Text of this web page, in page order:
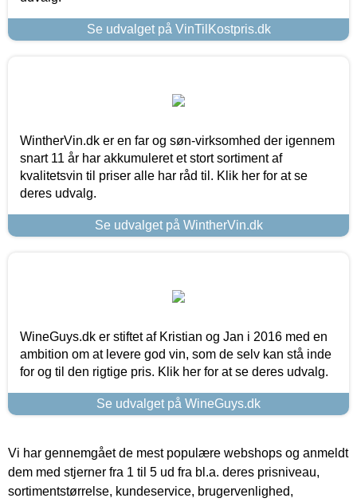
Se udvalget på VinTilKostpris.dk
WintherVin.dk er en far og søn-virksomhed der igennem
snart 11 år har akkumuleret et stort sortiment af
kvalitetsvin til priser alle har råd til. Klik her for at se
deres udvalg.
Se udvalget på WintherVin.dk
WineGuys.dk er stiftet af Kristian og Jan i 2016 med en
ambition om at levere god vin, som de selv kan stå inde
for og til den rigtige pris. Klik her for at se deres udvalg.
Se udvalget på WineGuys.dk
Vi har gennemgået de mest populære webshops og anmeldt
dem med stjerner fra 1 til 5 ud fra bl.a. deres prisniveau,
sortimentstørrelse, kundeservice, brugervenlighed,